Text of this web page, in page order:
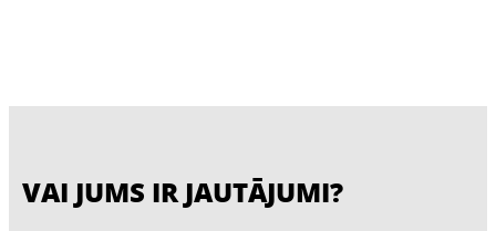
VAI JUMS IR JAUTĀJUMI?